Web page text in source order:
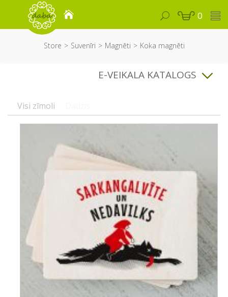
0
Store Suvenīri Magnēti Koka magnēti
E-VEIKALA KATALOGS
Visi zīmoli